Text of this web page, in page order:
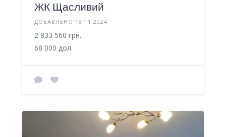
ЖК Щасливий
ДОБАВЛЕНО 18.11.2024
2 833 560 грн.
68 000 дол.